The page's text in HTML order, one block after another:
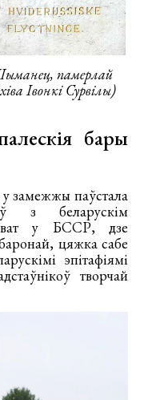
памерлай
Івонкі Сурвілы)
бары
замежжы паўстала
з беларускім
у БССР, дзе
цяжка сабе
эпітафіямі
творчай